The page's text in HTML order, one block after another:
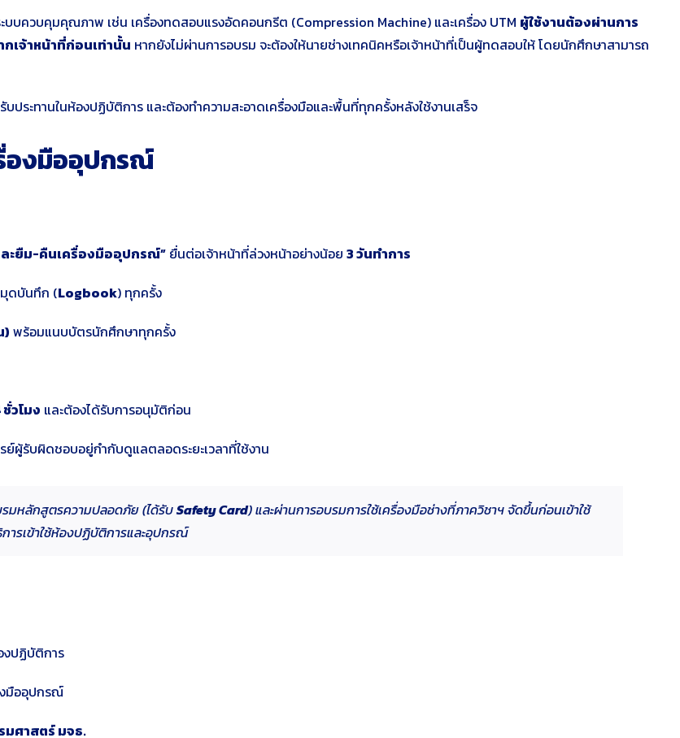
บบควบคุมคุณภาพ เช่น เครื่องทดสอบแรงอัดคอนกรีต (Compression Machine) และเครื่อง UTM ผู้ใช้งานต้องผ่านการ
เจ้าหน้าที่ก่อนเท่านั้น หากยังไม่ผ่านการอบรม จะต้องให้นายช่างเทคนิคหรือเจ้าหน้าที่เป็นผู้ทดสอบให้ โดยนักศึกษาสามารถ
บประทานในห้องปฏิบัติการ และต้องทำความสะอาดเครื่องมือและพื้นที่ทุกครั้งหลังใช้งานเสร็จ
องมืออุปกรณ์
ะยืม-คืนเครื่องมืออุปกรณ์” ยื่นต่อเจ้าหน้าที่ล่วงหน้าอย่างน้อย 3 วันทำการ
มุดบันทึก (Logbook) ทุกครั้ง
) พร้อมแนบบัตรนักศึกษาทุกครั้ง
ชั่วโมง และต้องได้รับการอนุมัติก่อน
ย์ผู้รับผิดชอบอยู่กำกับดูแลตลอดระยะเวลาที่ใช้งาน
รมหลักสูตรความปลอดภัย (ได้รับSafety Card)และผ่านการอบรมการใช้เครื่องมือช่างที่ภาควิชาฯ จัดขึ้นก่อนเข้าใช้
ารเข้าใช้ห้องปฏิบัติการและอุปกรณ์
งปฏิบัติการ
มืออุปกรณ์
มศาสตร์ มจธ.